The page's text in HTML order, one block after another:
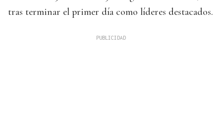
tras terminar el primer día como líderes destacados.